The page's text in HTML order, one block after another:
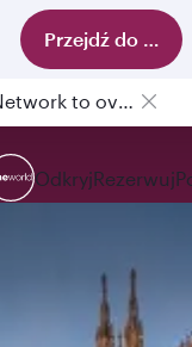
Przejdź do
Qatar Airways Expands Global Network to over 160 Destinations
OdkryjRezerwuj